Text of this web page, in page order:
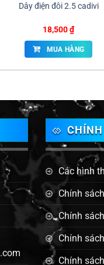
Dây điện đôi 2.5 cadivi
18,500₫
MUA HÀNG
Các hình
Chính
Chính
Chính
Chính